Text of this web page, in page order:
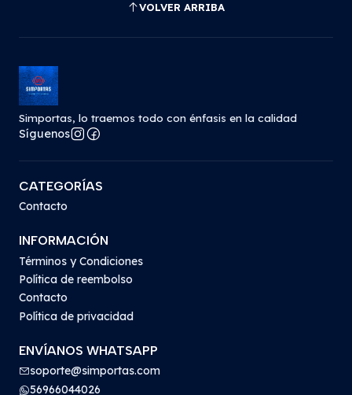
VOLVER ARRIBA
Simportas, lo traemos todo con énfasis en la calidad
Síguenos
CATEGORÍAS
Contacto
INFORMACIÓN
Términos y Condiciones
Política de reembolso
Contacto
Política de privacidad
ENVÍANOS WHATSAPP
soporte@simportas.com
56966044026